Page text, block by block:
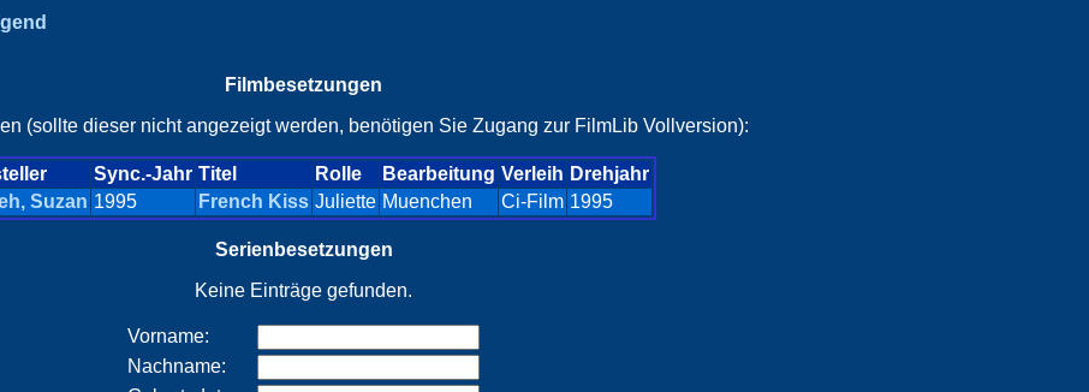
Filmbesetzungen
(sollte dieser nicht angezeigt werden, benötigen Sie Zugang zur FilmLib Vollversion):
Sync.-Jahr Titel Rolle Bearbeitung Verleih Drehjahr
Suzan 1995 French Kiss Juliette Muenchen Ci-Film 1995
Serienbesetzungen
Keine Einträge gefunden.
Vorname:
Nachname: